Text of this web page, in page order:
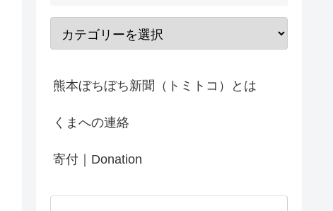
熊本ぼちぼち新聞（トミトコ）とは
くまへの連絡
寄付｜Donation